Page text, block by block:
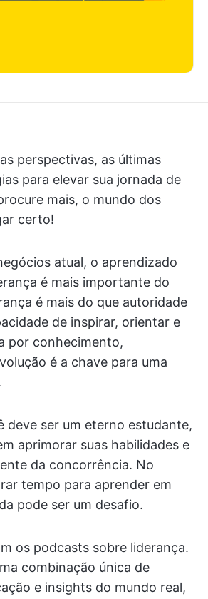
perspectivas, as últimas
para elevar sua jornada de
mais, o mundo dos
certo!
atual, o aprendizado
é mais importante do
é mais do que autoridade
de inspirar, orientar e
por conhecimento,
é a chave para uma
deve ser um eterno estudante,
aprimorar suas habilidades e
da concorrência. No
tempo para aprender em
pode ser um desafio.
os podcasts sobre liderança.
combinação única de
e insights do mundo real,